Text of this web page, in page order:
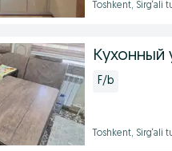
Toshkent, Sirg‘ali
Кухонный
F/b
Toshkent,